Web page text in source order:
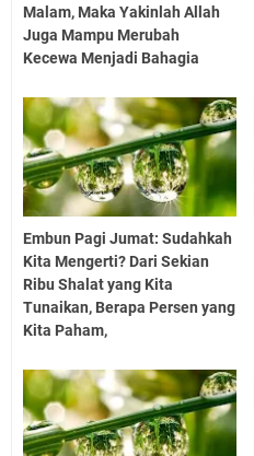
Malam, Maka Yakinlah Allah
Juga Mampu Merubah
Kecewa Menjadi Bahagia
Embun Pagi Jumat: Sudahkah
Kita Mengerti? Dari Sekian
Ribu Shalat yang Kita
Tunaikan, Berapa Persen yang
Kita Paham,